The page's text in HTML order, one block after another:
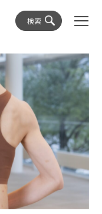
検索